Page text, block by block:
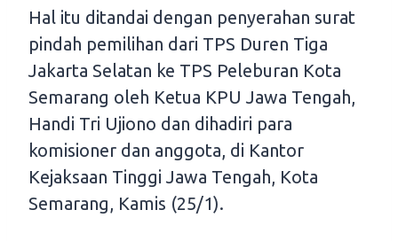
Hal itu ditandai dengan penyerahan surat
pindah pemilihan dari TPS Duren Tiga
Jakarta Selatan ke TPS Peleburan Kota
Semarang oleh Ketua KPU Jawa Tengah,
Handi Tri Ujiono dan dihadiri para
komisioner dan anggota, di Kantor
Kejaksaan Tinggi Jawa Tengah, Kota
Semarang, Kamis (25/1).